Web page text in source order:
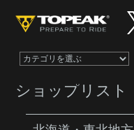
ショップリスト